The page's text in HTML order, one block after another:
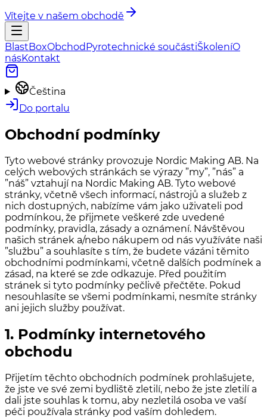
Vítejte v našem obchodě
BlastBoxObchodPyrotechnické součástiŠkoleníO
násKontakt
Čeština
Do portalu
Obchodní podmínky
Tyto webové stránky provozuje Nordic Making AB. Na
celých webových stránkách se výrazy ”my”, ”nás” a
”náš” vztahují na Nordic Making AB. Tyto webové
stránky, včetně všech informací, nástrojů a služeb z
nich dostupných, nabízíme vám jako uživateli pod
podmínkou, že přijmete veškeré zde uvedené
podmínky, pravidla, zásady a oznámení. Návštěvou
našich stránek a/nebo nákupem od nás využíváte naši
”službu” a souhlasíte s tím, že budete vázáni těmito
obchodními podmínkami, včetně dalších podmínek a
zásad, na které se zde odkazuje. Před použitím
stránek si tyto podmínky pečlivě přečtěte. Pokud
nesouhlasíte se všemi podmínkami, nesmíte stránky
ani jejich služby používat.
1. Podmínky internetového
obchodu
Přijetím těchto obchodních podmínek prohlašujete,
že jste ve své zemi bydliště zletilí, nebo že jste zletilí a
dali jste souhlas k tomu, aby nezletilá osoba ve vaší
péči používala stránky pod vaším dohledem.